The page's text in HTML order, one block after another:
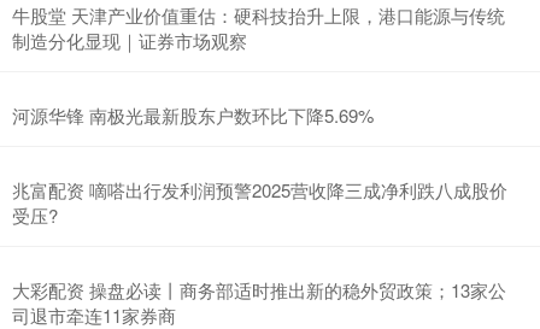
牛股堂 天津产业价值重估：硬科技抬升上限，港口能源与传统
制造分化显现｜证券市场观察
河源华锋 南极光最新股东户数环比下降5.69%
兆富配资 嘀嗒出行发利润预警2025营收降三成净利跌八成股价
受压?
大彩配资 操盘必读丨商务部适时推出新的稳外贸政策；13家公
司退市牵连11家券商